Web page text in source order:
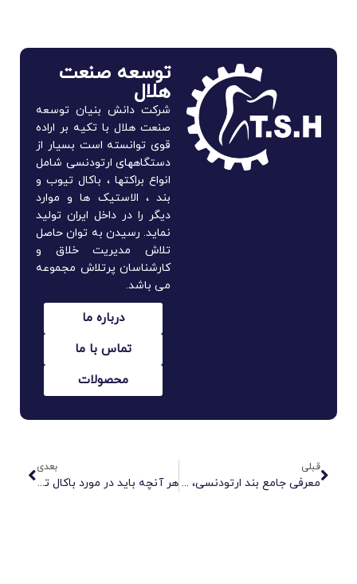
توسعه صنعت
هلال
شرکت دانش بنیان توسعه
صنعت هلال با تکیه بر اراده
قوی توانسته است بسیار از
دستگاههای ارتودنسی شامل
انواع براکتها ، باکال تیوب و
بند ، الاستیک ها و موارد
دیگر را در داخل ایران تولید
نماید. رسیدن به توان حاصل
تلاش مدیریت خلاق و
کارشناسان پرتلاش مجموعه
می باشد.
درباره ما
تماس با ما
محصولات
قبلی
معرفی جامع بند ارتودنسی، کارایی و مهم‌ترین ویژگی‌های آن
بعدی
هر آنچه باید در مورد باکال تیوب ارتودنسی و انواع سیستم‌های آن بدانید